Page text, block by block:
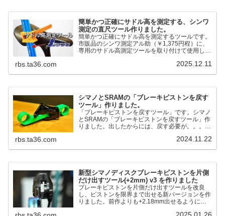
簡単かつ正確にサドル高を測定する、シンワ
測定の直尺ツール作りました。
簡単かつ正確にサドル高を測定するツールです。
市販品のシンワ測定アル助（￥1,375円程）に、
専用のサドル高測定ツールを取り付けて使用しま
るようになりました。シンワ測定(Shinwa
Sokutei)￥1,375Amazon.c...
rbs.ta36.com 2025.12.11
シマノとSRAMの「ブレーキピストンを戻す
ツール」作りました。
「ブレーキピストンを戻すツール」です。シマノ
とSRAMの「ブレーキピストンを戻すツール」作
りました。出したからには、戻す必要が。。。で
だと。。。▶「ブレーキピストンを戻すツール」
るのかというと、出ているピス...
rbs.ta36.com 2024.11.22
新型シマノディスクブレーキピストンを片側
だけ出すツール(+2mm) v3 を作りました
ブレーキピストンを片側だけ出すツールを改良
し、ピストンを限界まで出せる新バージョンを作
りました。前作よりも+2.18mm出せるようにな
2025.01.26